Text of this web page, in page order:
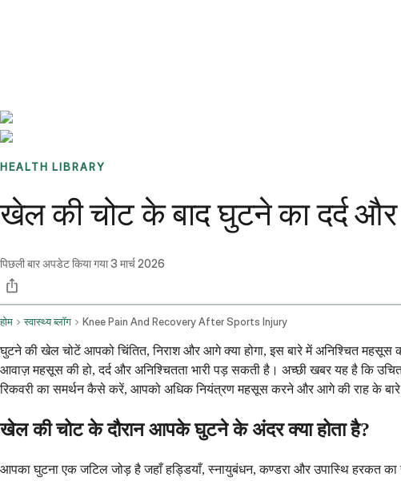
HEALTH LIBRARY
खेल की चोट के बाद घुटने का दर्द
पिछली बार अपडेट किया गया3 मार्च 2026
होम स्वास्थ्य ब्लॉग Knee Pain And Recovery After Sports Injury
घुटने की खेल चोटें आपको चिंतित, निराश और आगे क्या होगा, इस बारे में अनिश्चित
आवाज़ महसूस की हो, दर्द और अनिश्चितता भारी पड़ सकती है। अच्छी खबर यह है कि
रिकवरी का समर्थन कैसे करें, आपको अधिक नियंत्रण महसूस करने और आगे की राह के
खेल की चोट के दौरान आपके घुटने के अंदर क्या होता है?
आपका घुटना एक जटिल जोड़ है जहाँ हड्डियाँ, स्नायुबंधन, कण्डरा और उपास्थि हरकत